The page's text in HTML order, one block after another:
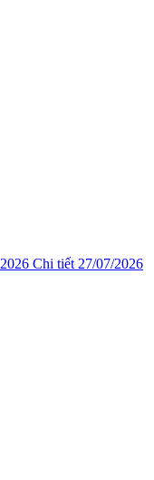
Chi tiết 27/07/2026